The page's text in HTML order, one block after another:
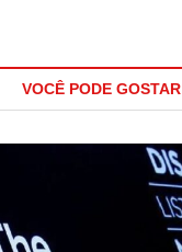
VOCÊ PODE GOSTAR